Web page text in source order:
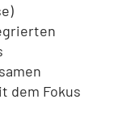
dem Fokus